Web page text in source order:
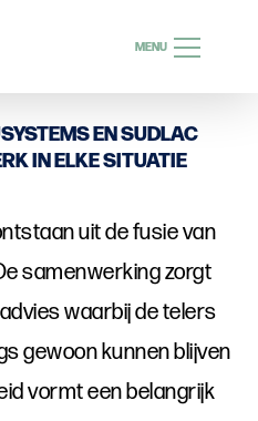
MENU
EN SUDLAC
IN ELKE SITUATIE
uit de fusie van
samenwerking zorgt
waarbij de telers
gewoon kunnen blijven
vormt een belangrijk